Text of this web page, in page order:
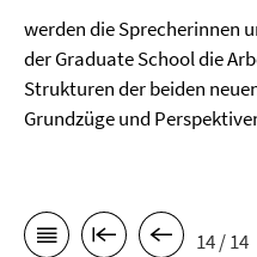
werden die Sprecherinnen
der Graduate School die
Strukturen der beiden
Grundzüge und
14 / 14